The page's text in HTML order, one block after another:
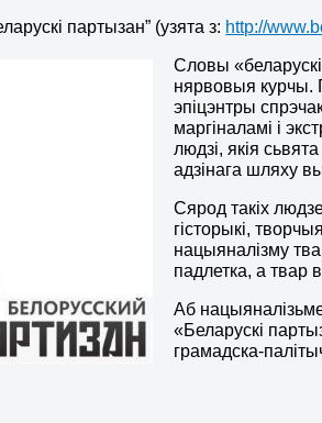
партызан” (узята з: http://
Словы
нярвовыя курчы.
эпіцэнтры
маргіналамі і
людзі, якія
адзінага шляху
Cярод такіх
гісторыкі,
нацыяналізму
падлетка, а твар
Аб
«Беларускі
грамадска-